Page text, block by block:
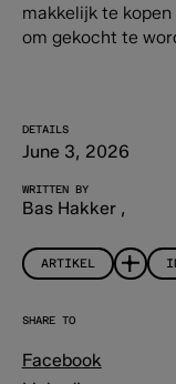
makkelijk te
om gekocht te
DETAILS
June 3, 2026
WRITTEN BY
Bas Hakker ,
ARTIKEL
SHARE TO
Facebook